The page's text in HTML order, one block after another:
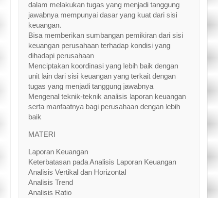
dalam melakukan tugas yang menjadi tanggung
jawabnya mempunyai dasar yang kuat dari sisi
keuangan.
Bisa memberikan sumbangan pemikiran dari sisi
keuangan perusahaan terhadap kondisi yang
dihadapi perusahaan
Menciptakan koordinasi yang lebih baik dengan
unit lain dari sisi keuangan yang terkait dengan
tugas yang menjadi tanggung jawabnya
Mengenal teknik-teknik analisis laporan keuangan
serta manfaatnya bagi perusahaan dengan lebih
baik
MATERI
Laporan Keuangan
Keterbatasan pada Analisis Laporan Keuangan
Analisis Vertikal dan Horizontal
Analisis Trend
Analisis Ratio